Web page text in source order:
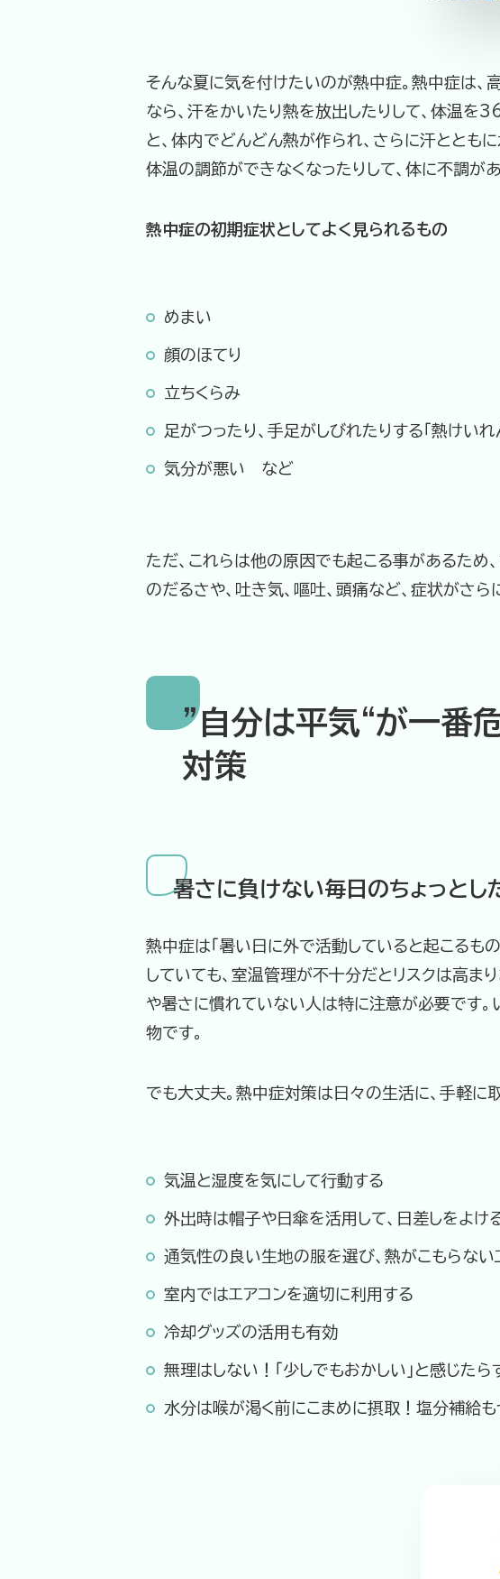
そんな夏に気を付けたいのが熱中症。熱中症は、
なら、汗をかいたり熱を放出したりして、体温を
と、体内でどんどん熱が作られ、さらに汗ととも
体温の調節ができなくなったりして、体に不調が
熱中症の初期症状としてよく見られるもの
めまい
顔のほてり
立ちくらみ
足がつったり、手足がしびれたりする「熱けいれ
気分が悪い など
ただ、これらは他の原因でも起こる事があるため
のだるさや、吐き気、嘔吐、頭痛など、症状がさ
”自分は平気“が一番
対策
暑さに負けない毎日のちょっとし
熱中症は「暑い日に外で活動していると起こるも
していても、室温管理が不十分だとリスクは高ま
や暑さに慣れていない人は特に注意が必要です
物です。
でも大丈夫。熱中症対策は日々の生活に、手軽に
気温と湿度を気にして行動する
外出時は帽子や日傘を活用して、日差しをよけ
通気性の良い生地の服を選び、熱がこもらない
室内ではエアコンを適切に利用する
冷却グッズの活用も有効
無理はしない！「少しでもおかしい」と感じたら
水分は喉が渇く前にこまめに摂取！塩分補給も